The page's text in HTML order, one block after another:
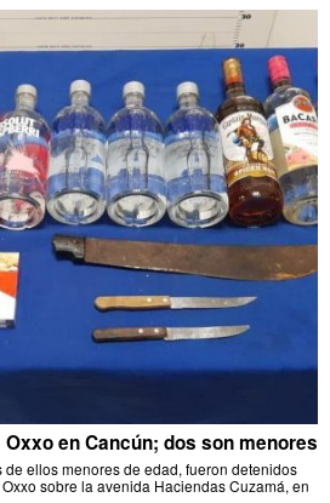
en Cancún; dos son menores
ellos menores de edad, fueron detenidos
sobre la avenida Haciendas Cuzamá, en